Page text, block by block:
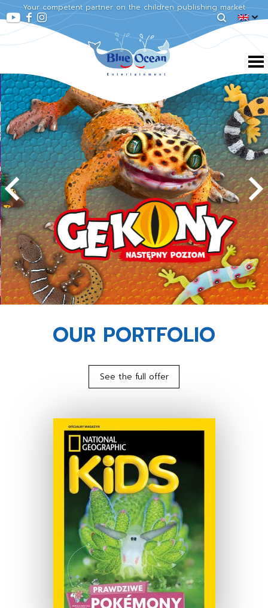
Your competent partner on the children publishing market
OUR PORTFOLIO
See the full offer